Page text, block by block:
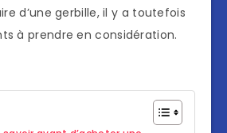
d’une gerbille, il y a toutefois
à prendre en considération.